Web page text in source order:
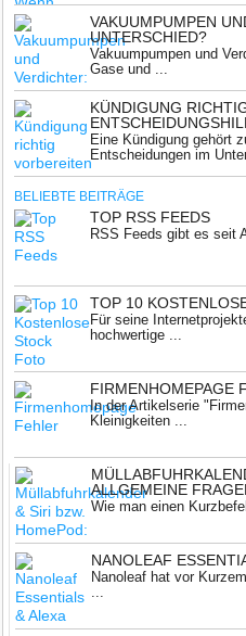
VAKUUMPUMPEN
UNTERSCHIED?
Vakuumpumpen und
Gase und ...
KÜNDIGUNG
Eine Kündigung gehört
Entscheidungen im
BELIEBTE BEITRÄGE
TOP RSS FEEDS
RSS Feeds gibt es seit
TOP 10
Für seine
hochwertige ...
FIRMENHOMEPAGE
In der Artikelserie
Kleinigkeiten ...
ALLGEMEINE
Wie man einen
NANOLEAF
Nanoleaf hat vor
...